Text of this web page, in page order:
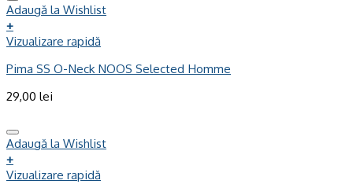
Adaugă la Wishlist
+
Vizualizare rapidă
Pima SS O-Neck NOOS Selected Homme
29,00 lei
Adaugă la Wishlist
+
Vizualizare rapidă